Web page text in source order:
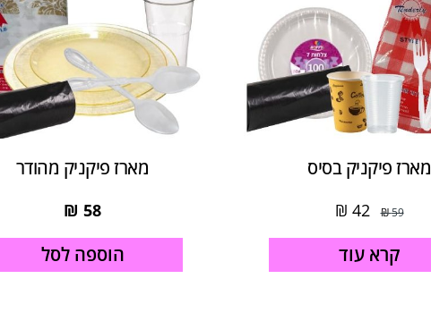
מארז פיקניק בסיס
59
₪
42
₪
קרא עוד
מארז פיקניק מהודר
58
₪
הוספה לסל